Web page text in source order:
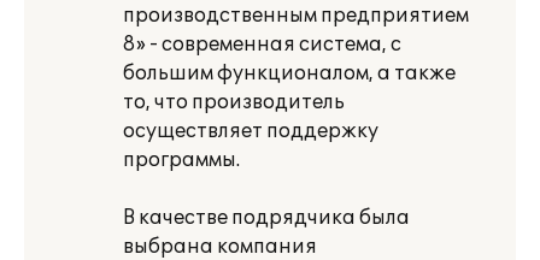
производственным предприятием
8» - современная система, с
большим функционалом, а также
то, что производитель
осуществляет поддержку
программы.
В качестве подрядчика была
выбрана компания